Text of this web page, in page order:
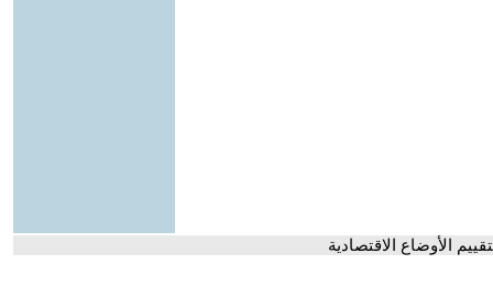
الأوضاع الاقتصادية